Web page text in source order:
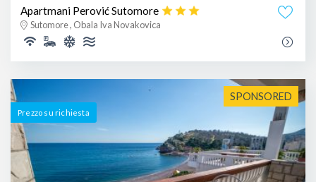
Apartmani Perović Sutomore
Sutomore , Obala Iva Novakovica
SPONSORED
Prezzo su richiesta